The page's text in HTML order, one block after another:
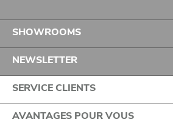
SHOWROOMS
NEWSLETTER
SERVICE CLIENTS
AVANTAGES POUR VOUS